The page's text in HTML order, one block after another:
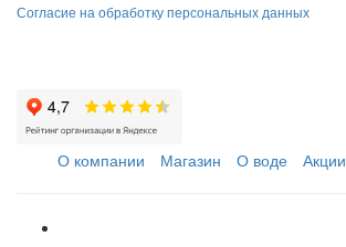
Согласие на обработку персональных данных
О компании Магазин О воде Акции